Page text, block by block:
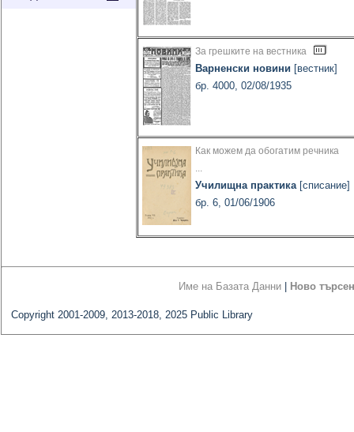
За грешките на вестника
Варненски новини [вестник]
бр. 4000, 02/08/1935
Как можем да обогатим речника
...
Училищна практика[списание]
бр. 6, 01/06/1906
Име на Базата Данни Ново
Copyright 2001-2009, 2013-2018, 2025 Public Library